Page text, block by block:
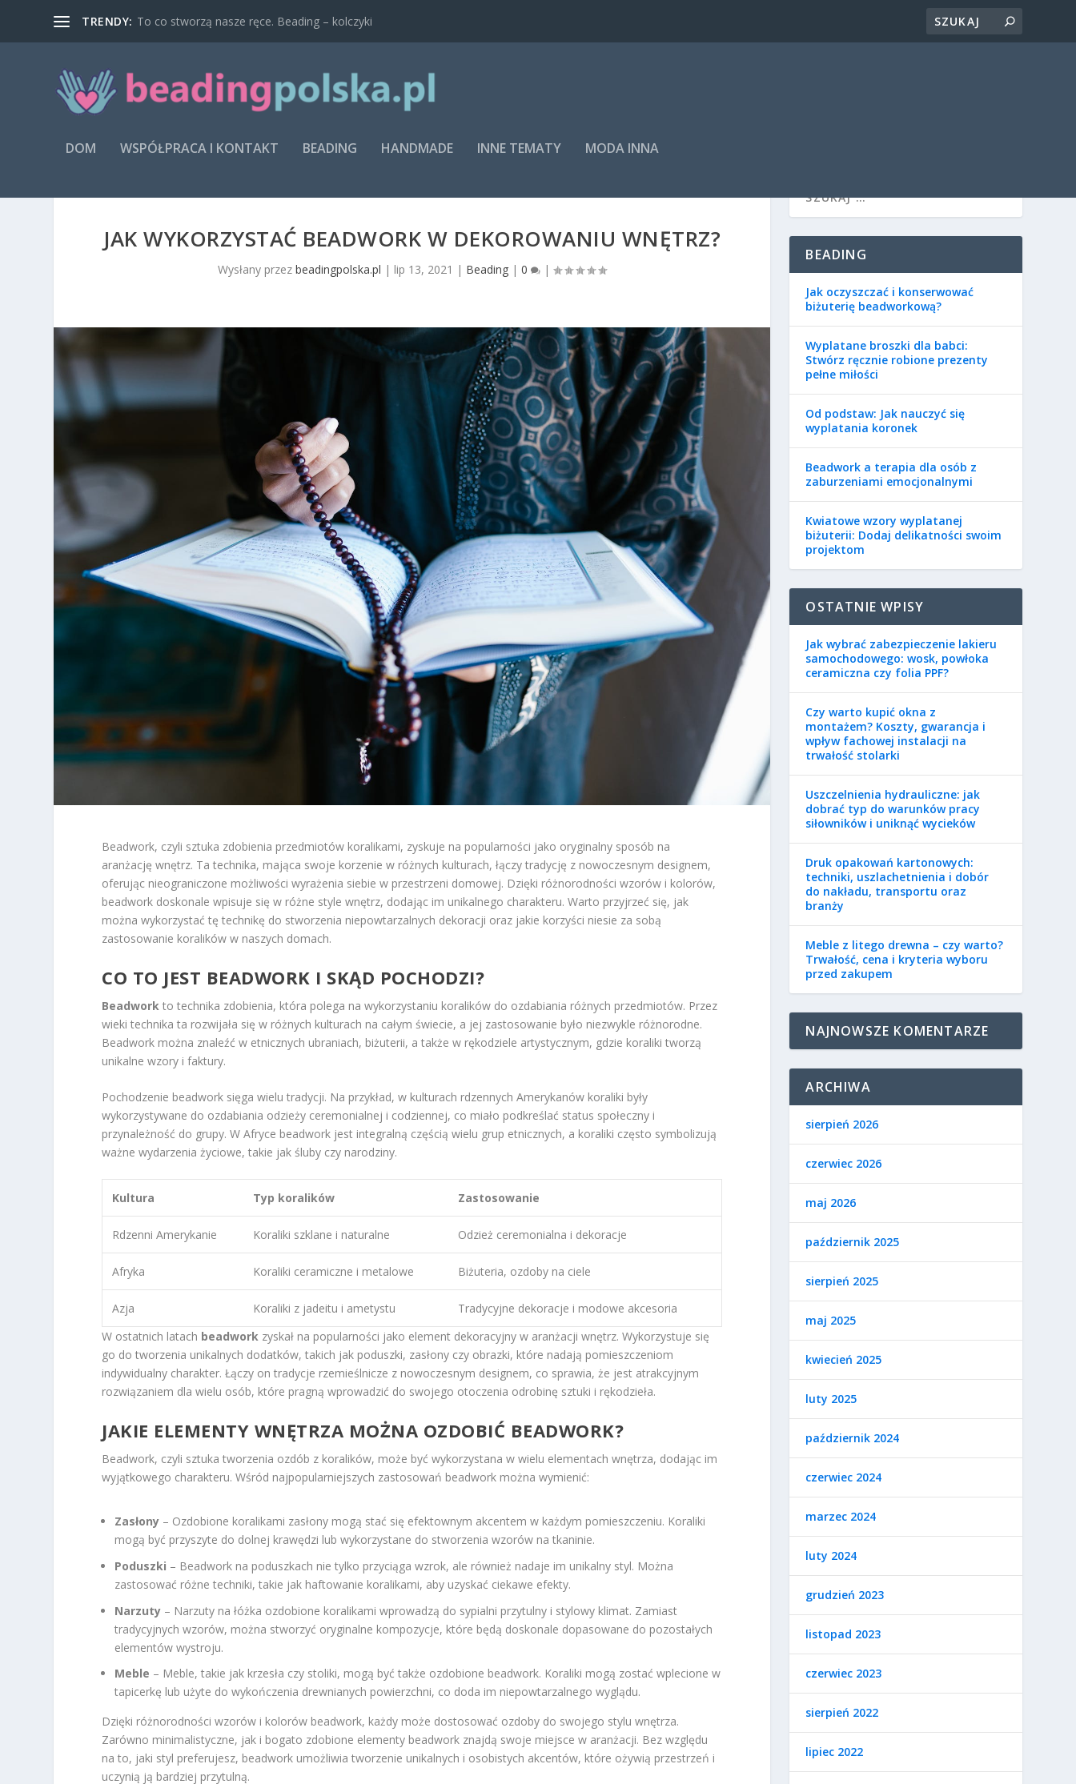
TRENDY: To co stworzą nasze ręce. Beading – kolczyki
DOM WSPÓŁPRACA I KONTAKT BEADING HANDMADE INNE TEMATY MODA INNA
JAK WYKORZYSTAĆ BEADWORK W DEKOROWANIU WNĘTRZ?
Wysłany przezbeadingpolska.pl | lip 13, 2021 | Beading |0 |
Beadwork, czyli sztuka zdobienia przedmiotów koralikami, zyskuje na popularności jako oryginalny sposób na
aranżację wnętrz. Ta technika, mająca swoje korzenie w różnych kulturach, łączy tradycję z nowoczesnym designem,
oferując nieograniczone możliwości wyrażenia siebie w przestrzeni domowej. Dzięki różnorodności wzorów i kolorów,
beadwork doskonale wpisuje się w różne style wnętrz, dodając im unikalnego charakteru. Warto przyjrzeć się, jak
można wykorzystać tę technikę do stworzenia niepowtarzalnych dekoracji oraz jakie korzyści niesie za sobą
zastosowanie koralików w naszych domach.
CO TO JEST BEADWORK I SKĄD POCHODZI?
Beadwork to technika zdobienia, która polega na wykorzystaniu koralików do ozdabiania różnych przedmiotów. Przez
wieki technika ta rozwijała się w różnych kulturach na całym świecie, a jej zastosowanie było niezwykle różnorodne.
Beadwork można znaleźć w etnicznych ubraniach, biżuterii, a także w rękodziele artystycznym, gdzie koraliki tworzą
unikalne wzory i faktury.
Pochodzenie beadwork sięga wielu tradycji. Na przykład, w kulturach rdzennych Amerykanów koraliki były
wykorzystywane do ozdabiania odzieży ceremonialnej i codziennej, co miało podkreślać status społeczny i
przynależność do grupy. W Afryce beadwork jest integralną częścią wielu grup etnicznych, a koraliki często symbolizują
ważne wydarzenia życiowe, takie jak śluby czy narodziny.
Kultura Typ koralików Zastosowanie
Rdzenni Amerykanie Koraliki szklane i naturalne Odzież ceremonialna i dekoracje
Afryka Koraliki ceramiczne i metalowe Biżuteria, ozdoby na ciele
Azja Koraliki z jadeitu i ametystu
Tradycyjne dekoracje i modowe akcesoria
W ostatnich latach beadwork zyskał na popularności jako element dekoracyjny w aranżacji wnętrz. Wykorzystuje się
go do tworzenia unikalnych dodatków, takich jak poduszki, zasłony czy obrazki, które nadają pomieszczeniom
indywidualny charakter. Łączy on tradycje rzemieślnicze z nowoczesnym designem, co sprawia, że jest atrakcyjnym
rozwiązaniem dla wielu osób, które pragną wprowadzić do swojego otoczenia odrobinę sztuki i rękodzieła.
JAKIE ELEMENTY WNĘTRZA MOŻNA OZDOBIĆ BEADWORK?
Beadwork, czyli sztuka tworzenia ozdób z koralików, może być wykorzystana w wielu elementach wnętrza, dodając im
wyjątkowego charakteru. Wśród najpopularniejszych zastosowań beadwork można wymienić:
Zasłony – Ozdobione koralikami zasłony mogą stać się efektownym akcentem w każdym pomieszczeniu. Koraliki
mogą być przyszyte do dolnej krawędzi lub wykorzystane do stworzenia wzorów na tkaninie.
Poduszki – Beadwork na poduszkach nie tylko przyciąga wzrok, ale również nadaje im unikalny styl. Można
zastosować różne techniki, takie jak haftowanie koralikami, aby uzyskać ciekawe efekty.
Narzuty – Narzuty na łóżka ozdobione koralikami wprowadzą do sypialni przytulny i stylowy klimat. Zamiast
tradycyjnych wzorów, można stworzyć oryginalne kompozycje, które będą doskonale dopasowane do pozostałych
elementów wystroju.
Meble – Meble, takie jak krzesła czy stoliki, mogą być także ozdobione beadwork. Koraliki mogą zostać wplecione w
tapicerkę lub użyte do wykończenia drewnianych powierzchni, co doda im niepowtarzalnego wyglądu.
Dzięki różnorodności wzorów i kolorów beadwork, każdy może dostosować ozdoby do swojego stylu wnętrza.
Zarówno minimalistyczne, jak i bogato zdobione elementy beadwork znajdą swoje miejsce w aranżacji. Bez względu
na to, jaki styl preferujesz, beadwork umożliwia tworzenie unikalnych i osobistych akcentów, które ożywią przestrzeń i
uczynią ją bardziej przytulną.
BEADING
Jak oczyszczać i konserwować
biżuterię beadworkową?
Wyplatane broszki dla babci:
Stwórz ręcznie robione prezenty
pełne miłości
Od podstaw: Jak nauczyć się
wyplatania koronek
Beadwork a terapia dla osób z
zaburzeniami emocjonalnymi
Kwiatowe wzory wyplatanej
biżuterii: Dodaj delikatności swoim
projektom
OSTATNIE WPISY
Jak wybrać zabezpieczenie lakieru
samochodowego: wosk, powłoka
ceramiczna czy folia PPF?
Czy warto kupić okna z
montażem? Koszty, gwarancja i
wpływ fachowej instalacji na
trwałość stolarki
Uszczelnienia hydrauliczne: jak
dobrać typ do warunków pracy
siłowników i uniknąć wycieków
Druk opakowań kartonowych:
techniki, uszlachetnienia i dobór
do nakładu, transportu oraz
branży
Meble z litego drewna – czy warto?
Trwałość, cena i kryteria wyboru
przed zakupem
NAJNOWSZE KOMENTARZE
ARCHIWA
sierpień 2026
czerwiec 2026
maj 2026
październik 2025
sierpień 2025
maj 2025
kwiecień 2025
luty 2025
październik 2024
czerwiec 2024
marzec 2024
luty 2024
grudzień 2023
listopad 2023
czerwiec 2023
sierpień 2022
lipiec 2022